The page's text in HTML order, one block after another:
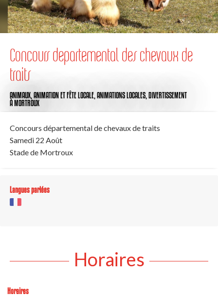
Concours departemental des chevaux de
traits
ANIMAUX,ANIMATION ET FÊTE LOCALE,ANIMATIONS LOCALES,DIVERTISSEMENT
À MORTROUX
Concours départemental de chevaux de traits
Samedi 22 Août
Stade de Mortroux
Langues parlées
Horaires
Horaires